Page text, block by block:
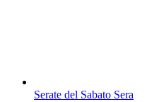
Serate del Sabato Sera